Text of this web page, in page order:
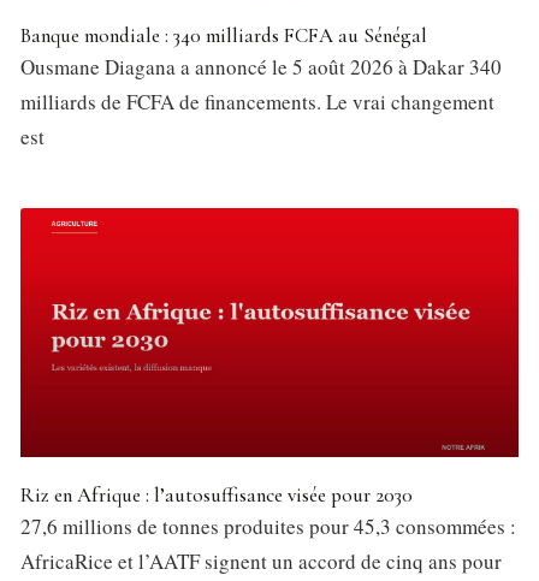
Banque mondiale : 340 milliards FCFA au Sénégal
Ousmane Diagana a annoncé le 5 août 2026 à Dakar 340
milliards de FCFA de financements. Le vrai changement
est
Riz en Afrique : l’autosuffisance visée pour 2030
27,6 millions de tonnes produites pour 45,3 consommées :
AfricaRice et l’AATF signent un accord de cinq ans pour